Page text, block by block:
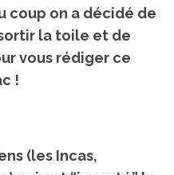
coup on a décidé de
la toile et de
vous rédiger ce
!
(les Incas,